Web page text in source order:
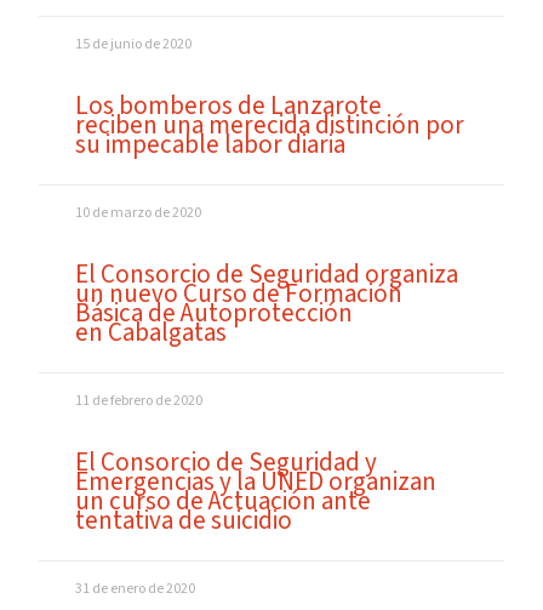
15 de junio de 2020
Los bomberos de Lanzarote
reciben una merecida distinción por
su impecable labor diaria
10 de marzo de 2020
El Consorcio de Seguridad organiza
un nuevo Curso de Formación
Básica de Autoprotección
en Cabalgatas
11 de febrero de 2020
El Consorcio de Seguridad y
Emergencias y la UNED organizan
un curso de Actuación ante
tentativa de suicidio
31 de enero de 2020